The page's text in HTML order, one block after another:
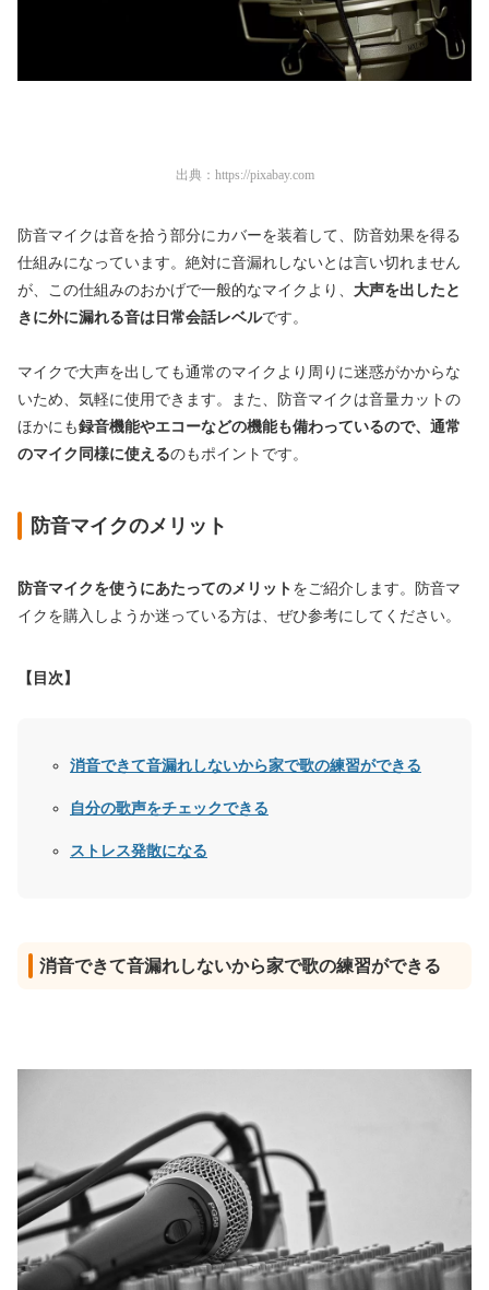
出典： https://pixabay.com
防音マイクは音を拾う部分にカバーを装着して、防音効果を得る
仕組みになっています。絶対に音漏れしないとは言い切れません
が、この仕組みのおかげで一般的なマイクより、 大声を出したと
きに外に漏れる音は日常会話レベルです。
マイクで大声を出しても通常のマイクより周りに迷惑がかからな
いため、気軽に使用できます。また、防音マイクは音量カットの
ほかにも録音機能やエコーなどの機能も備わっているので、通常
のマイク同様に使えるのもポイントです。
防音マイクのメリット
防音マイクを使うにあたってのメリット をご紹介します。防音マ
イクを購入しようか迷っている方は、ぜひ参考にしてください。
【目次】
消音できて音漏れしないから家で歌の練習ができる
自分の歌声をチェックできる
ストレス発散になる
消音できて音漏れしないから家で歌の練習ができる